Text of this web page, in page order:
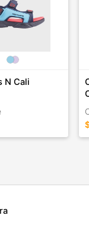
N Cali